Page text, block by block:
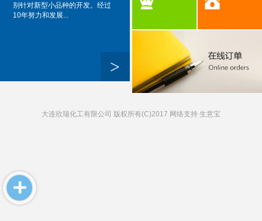
>
别针对新型小品种的开发。经过
10年努力和发展...
大连欣瑞化工有限公司 版权所有(C)2017 网络支持 生意宝